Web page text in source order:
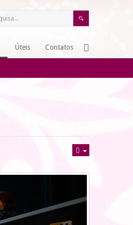
Úteis Contatos